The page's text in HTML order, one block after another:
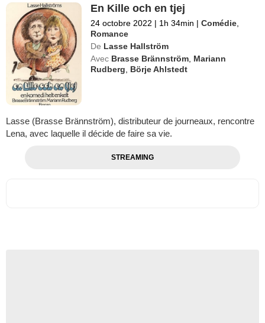
En Kille och en tjej
24 octobre 2022 | 1h 34min | Comédie
Romance
De Lasse Hallström
Avec Brasse Brännström Mariann
Rudberg
Börje Ahlstedt
Lasse (Brasse Brännström), distributeur de journeaux, rencontre
Lena, avec laquelle il décide de faire sa vie.
STREAMING